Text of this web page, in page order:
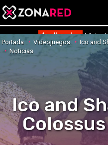
NOTICIAS
OPINIÓN
AVANCES
Audiencias '¡A
Portada Videojuegos
Ico and
Noticias
Ico and